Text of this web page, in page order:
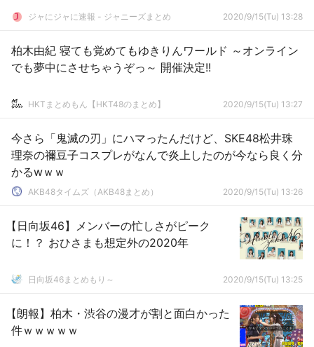
ジャにジャに速報 - ジャニーズまとめ 2020/9/15(Tu) 13:28
柏木由紀 寝ても覚めてもゆきりんワールド ～オンライン
でも夢中にさせちゃうぞっ～ 開催決定!!
HKTまとめもん【HKT48のまとめ】 2020/9/15(Tu) 13:27
今さら「鬼滅の刃」にハマったんだけど、SKE48松井珠
理奈の禰豆子コスプレがなんで炎上したのが今なら良く分
かるwｗｗ
AKB48タイムズ（AKB48まとめ） 2020/9/15(Tu) 13:26
【日向坂46】メンバーの忙しさがピーク
に！？ おひさまも想定外の2020年
日向坂46まとめもり～ 2020/9/15(Tu) 13:25
【朗報】柏木・渋谷の漫才が割と面白かった
件ｗｗｗｗｗ